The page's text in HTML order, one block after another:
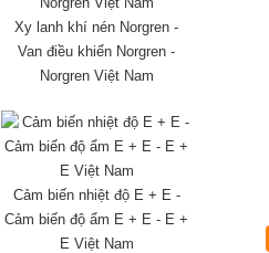
Xy lanh khí nén Norgren -
Van điều khiển Norgren -
Norgren Việt Nam
Cảm biến nhiệt độ E + E -
Cảm biến độ ẩm E + E - E +
E Việt Nam